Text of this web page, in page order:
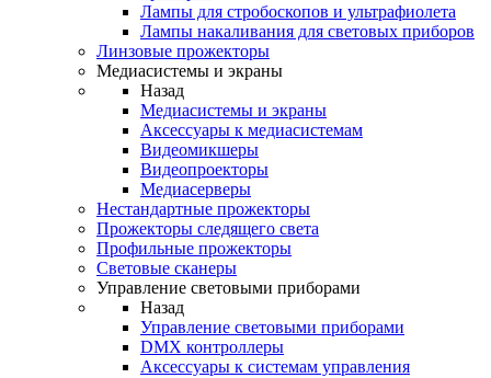
Лампы для стробоскопов и ультрафиолета
Лампы накаливания для световых приборов
Линзовые прожекторы
Медиасистемы и экраны
Назад
Медиасистемы и экраны
Аксессуары к медиасистемам
Видеомикшеры
Видеопроекторы
Медиасерверы
Нестандартные прожекторы
Прожекторы следящего света
Профильные прожекторы
Световые сканеры
Управление световыми приборами
Назад
Управление световыми приборами
DMX контроллеры
Аксессуары к системам управления